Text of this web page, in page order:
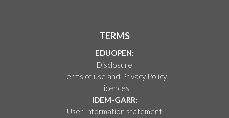
TERMS
EDUOPEN:
Disclosure
Terms of use and Privacy Policy
Licences
IDEM-GARR:
User Information statement